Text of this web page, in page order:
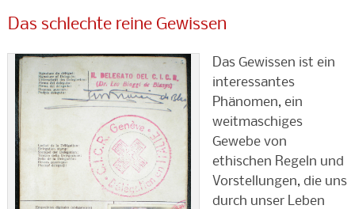
Das schlechte reine Gewissen
Das Gewissen ist ein
interessantes
Phänomen, ein
weitmaschiges
Gewebe von
ethischen Regeln und
Vorstellungen, die uns
durch unser Leben